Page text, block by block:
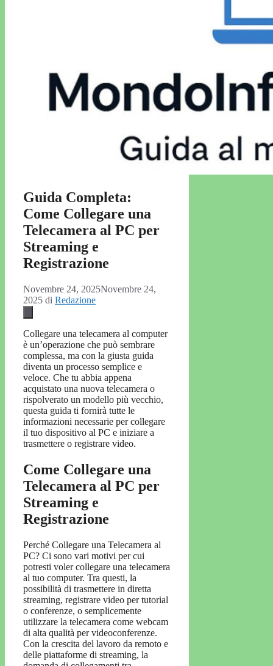
Guida Completa:
Come Collegare una
Telecamera al PC per
Streaming e
Registrazione
Novembre 24, 2025Novembre 24,
2025 di Redazione
Collegare una telecamera al computer
è un’operazione che può sembrare
complessa, ma con la giusta guida
diventa un processo semplice e
veloce. Che tu abbia appena
acquistato una nuova telecamera o
rispolverato un modello più vecchio,
questa guida ti fornirà tutte le
informazioni necessarie per collegare
il tuo dispositivo al PC e iniziare a
trasmettere o registrare video.
Come Collegare una
Telecamera al PC per
Streaming e
Registrazione
Perché Collegare una Telecamera al
PC? Ci sono vari motivi per cui
potresti voler collegare una telecamera
al tuo computer. Tra questi, la
possibilità di trasmettere in diretta
streaming, registrare video per tutorial
o conferenze, o semplicemente
utilizzare la telecamera come webcam
di alta qualità per videoconferenze.
Con la crescita del lavoro da remoto e
delle piattaforme di streaming, la